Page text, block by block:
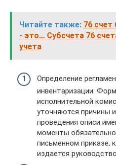
Читайте также: 76 счет
- это... Субсчета 76
учета
Определение
инвентаризации.
исполнительной
уточняются причины
проведения описи
моменты
письменном приказе,
издается